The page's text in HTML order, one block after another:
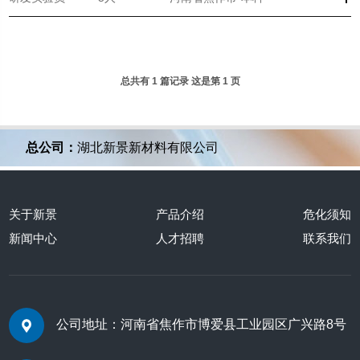
总共有 1 篇记录 这是第 1 页
总公司：湖北新景新材料有限公司
关于新景 产品介绍
危化须知
新闻中心
人才招聘 联系我们
公司地址：河南省焦作市博爱县工业园区广兴路8号